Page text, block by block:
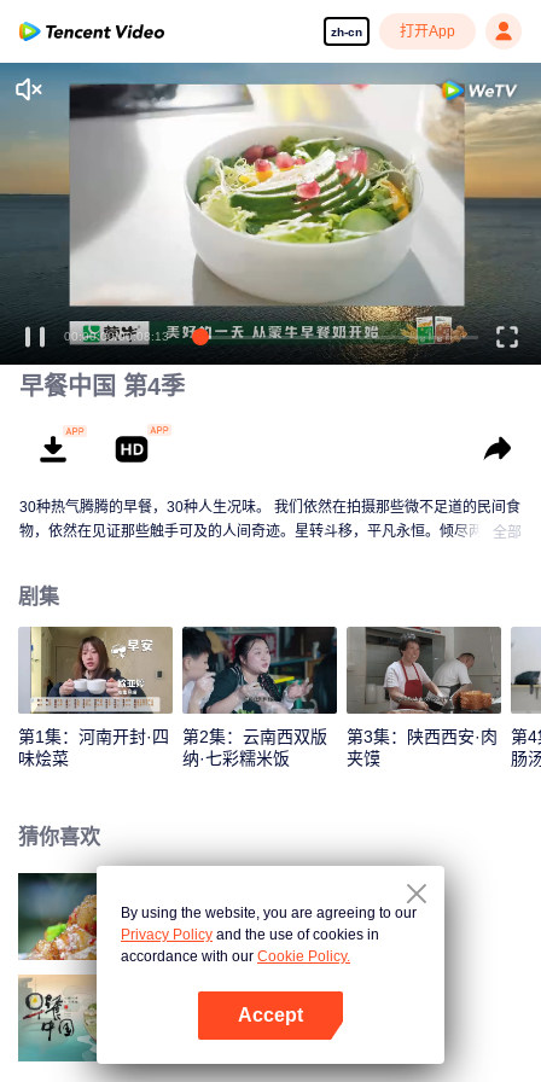
zh-cn 打开App
享受流畅高清剧集
00:00:00/00:08:13
早餐中国 第4季
30种热气腾腾的早餐，30种人生况味。 我们依然在拍摄那些微不足道的民间食
物，依然在见证那些触手可及的人间奇迹。星转斗移，平凡永恒。倾尽两年，
全部
剧集
第1集：河南开封·四
味烩菜
第2集：云南西双版
纳·七彩糯米饭
第3集：陕西西安·肉
夹馍
第4
肠
猜你喜欢
一江百味
早餐中国 第1季
By using the website, you are agreeing to our
Privacy Policy and the use of cookies in
accordance with our Cookie Policy.
Accept